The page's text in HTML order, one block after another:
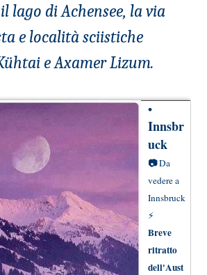
lago di Achensee, la via
e località sciistiche
e Axamer Lizum.
•
Innsbr
uck
📷Da
vedere a
Innsbruck
⚡
Breve
ritratto
dell'Aust